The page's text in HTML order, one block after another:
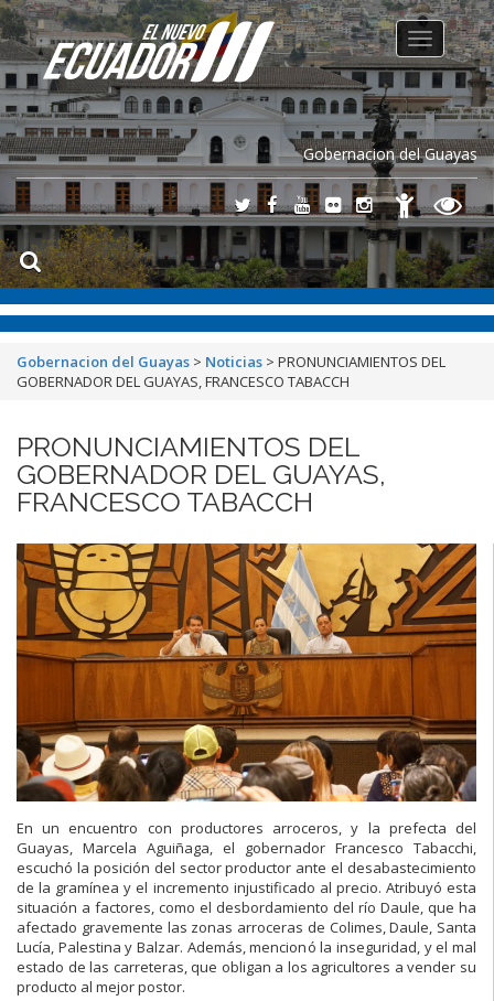
Gobernacion del Guayas
Toggle
navigation
Gobernacion del Guayas > Noticias > PRONUNCIAMIENTOS DEL
GOBERNADOR DEL GUAYAS, FRANCESCO TABACCH
PRONUNCIAMIENTOS DEL
GOBERNADOR DEL GUAYAS,
FRANCESCO TABACCH
En un encuentro con productores arroceros, y la prefecta del
Guayas, Marcela Aguiñaga, el gobernador Francesco Tabacchi,
escuchó la posición del sector productor ante el desabastecimiento
de la gramínea y el incremento injustificado al precio. Atribuyó esta
situación a factores, como el desbordamiento del río Daule, que ha
afectado gravemente las zonas arroceras de Colimes, Daule, Santa
Lucía, Palestina y Balzar. Además, mencionó la inseguridad, y el mal
estado de las carreteras, que obligan a los agricultores a vender su
producto al mejor postor.